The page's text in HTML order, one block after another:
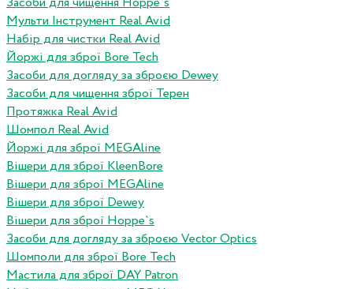
Мульти Інструмент Real Avid
Набір для чистки Real Avid
Йоржі для зброї Bore Tech
Засоби для догляду за зброєю Dewey
Засоби для чищення зброї Терен
Протяжка Real Avid
Шомпол Real Avid
Йоржі для зброї MEGAline
Вішери для зброї KleenBore
Вішери для зброї MEGAline
Вішери для зброї Dewey
Вішери для зброї Hoppe`s
Засоби для догляду за зброєю Vector Optics
Шомполи для зброї Bore Tech
Мастила для зброї DAY Patron